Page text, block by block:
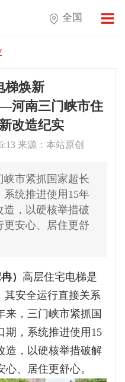
全国
梯焕新
河南三门峡市住
改造纪实
来源：本站原创
峡市紧抓国家超长
统推进使用15年
造，以硬核举措破
安心、居住更舒
） 高层住宅电梯是
其安全运行直接关系
来，三门峡市紧抓国
期，系统推进使用15
造，以硬核举措破解
、居住更舒心。